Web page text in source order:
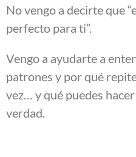
No vengo a decirte que
perfecto para ti”.
Vengo a ayudarte a
patrones y por qué
vez… y qué puedes
verdad.